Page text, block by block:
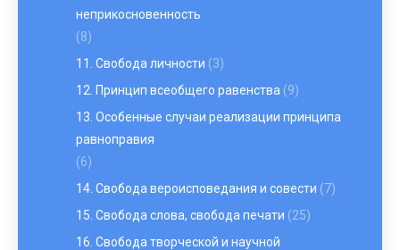
неприкосновенность
(8)
11. Свобода личности (3)
12. Принцип всеобщего равенства (9)
13. Особенные случаи реализации принципа
равноправия
(6)
14. Свобода вероисповедания и совести (7)
15. Свобода слова, свобода печати (25)
16. Свобода творческой и научной